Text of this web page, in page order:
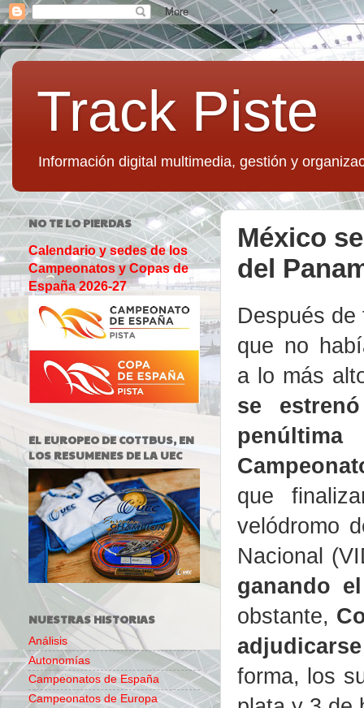
Track Piste
Información digital multimedia, gestión y
México
del
Después
que no
a lo más
se
que
velódromo
Nacional
ganando
obstante,
forma, los
NO TE LO PIERDAS
Calendario y sedes de los
Campeonatos y Copas de
España 2026-27
EL EUROPEO DE COTTBUS, EN
LOS RESUMENES DE LA UEC
NUESTRAS HISTORIAS
Análisis
Autonomías
Campeonatos de España
Campeonatos de Europa